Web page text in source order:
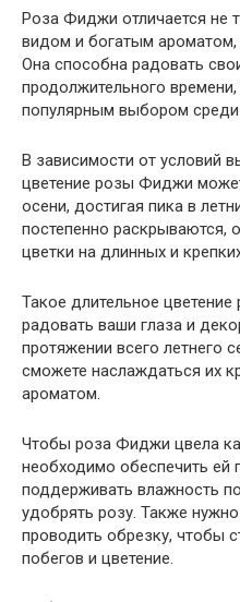
Роза Фиджи отличается не
видом и богатым
Она способна радовать
продолжительного
популярным выбором
В зависимости от условий
цветение розы Фиджи
осени, достигая пика в
постепенно раскрываются,
цветки на длинных и
Такое длительное
радовать ваши глаза и
протяжении всего летнего
сможете наслаждаться их
ароматом.
Чтобы роза Фиджи цвела
необходимо обеспечить ей
поддерживать влажность
удобрять розу. Также
проводить обрезку, чтобы
побегов и цветение.